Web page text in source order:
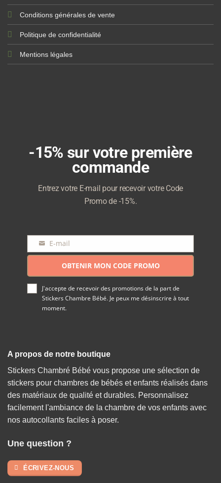
Conditions générales de vente
Politique de confidentialité
Mentions légales
-15% sur votre première
commande
Entrez votre E-mail pour recevoir votre Code
Promo de -15%.
mail
E-mail
OBTENIR MON CODE PROMO
J'accepte de recevoir des promotions de la part de
Stickers Chambre Bébé. Je peux me désinscrire à tout
moment.
A propos de notre boutique
Stickers Chambré Bébé vous propose une sélection de
stickers pour chambres de bébés et enfants réalisés dans
des matériaux de qualité et durables. Personnalisez
facilement l'ambiance de la chambre de vos enfants avec
nos autocollants faciles à poser.
Une question ?
ÉCRIVEZ-NOUS